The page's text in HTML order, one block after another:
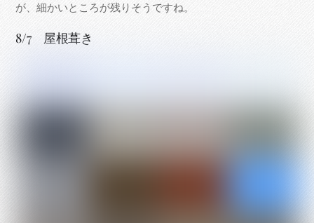
が、細かいところが残りそうですね。
8/7 屋根葺き